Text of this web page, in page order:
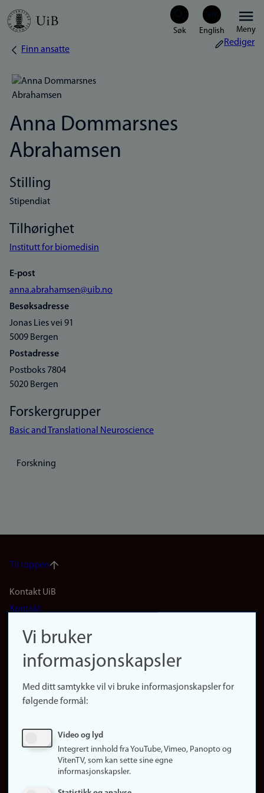
Hopp
Meny
Navigasjonssti
Finn ansatte
Rediger
Anna Dommarsnes
Abrahamsen
Stilling
Stipendiat
Tilhørighet
Institutt for biomedisin
E-post
anna.abrahamsen@uib.no
Besøksadresse
Jonas Lies vei 91
5009 Bergen
Postadresse
Postboks 7804
5020 Bergen
Forskergrupper
Basic and Translational Neuroscience
Forskning
Til toppen
Footer
(no)
Kontakt UiB
Kontakt
Finn forsker
Presse
Finn studier
Ledige stillinger
Vi bruker
informasjonskapsler
Med ditt samtykke vil vi bruke informasjonskapsler for
følgende formål:
Video og lyd
Integrert innhold fra YouTube, Vimeo, Panopto og
VitenTV, som kan sette sine egne
informasjonskapsler.